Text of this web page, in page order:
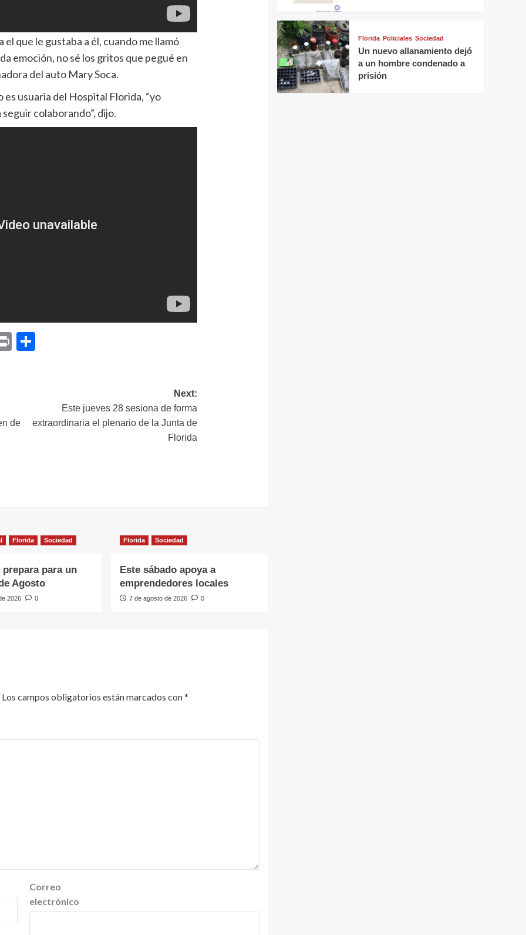
el que le gustaba a él, cuando me llamó
emoción, no sé los gritos que pegué en
del auto Mary Soca.
usuaria del Hospital Florida, “yo
colaborando”, dijo.
Print
de
Next:
Este jueves 28 sesiona de forma
extraordinaria el plenario de la Junta de
Florida
Florida Sociedad
prepara para un
Agosto
2026 0
Florida Sociedad
Este sábado apoya a
emprendedores locales
7 de agosto de 2026 0
Los campos obligatorios están marcados con*
Correo
electrónico
Florida Policiales Sociedad
Un nuevo allanamiento dejó
a un hombre condenado a
prisión